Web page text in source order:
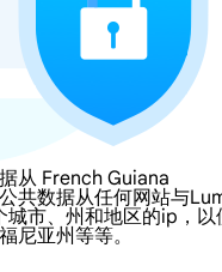
从 French Guiana
共数据从任何网站与
市、州和地区的ip，
尼亚州等等。